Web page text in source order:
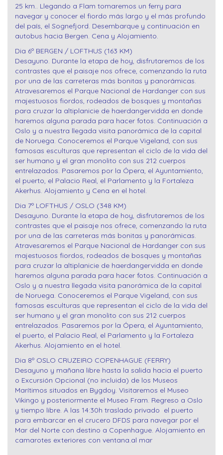
25 km.. Llegando a Flam tomaremos un ferry para
navegar y conocer el fiordo más largo y el más profundo
del país, el Sognefjord. Desembarque y continuación en
autobus hacia Bergen. Cena y Alojamiento.
Dia 6º BERGEN / LOFTHUS (163 KM)
Desayuno. Durante la etapa de hoy, disfrutaremos de los
contrastes que el paisaje nos ofrece, comenzando la ruta
por una de las carreteras más bonitas y panorámicas.
Atravesaremos el Parque Nacional de Hardanger con sus
majestuosos fiordos, rodeados de bosques y montañas
para cruzar la altiplanicie de haerdangervidda en donde
haremos alguna parada para hacer fotos. Continuación a
Oslo y a nuestra llegada visita panorámica de la capital
de Noruega. Conoceremos el Parque Vigeland, con sus
famosas esculturas que representan el ciclo de la vida del
ser humano y el gran monolito con sus 212 cuerpos
entrelazados. Pasaremos por la Ópera, el Ayuntamiento,
el puerto, el Palacio Real, el Parlamento y la Fortaleza
Akerhus. Alojamiento y Cena en el hotel.
Dia 7º LOFTHUS / OSLO (348 KM)
Desayuno. Durante la etapa de hoy, disfrutaremos de los
contrastes que el paisaje nos ofrece, comenzando la ruta
por una de las carreteras más bonitas y panorámicas.
Atravesaremos el Parque Nacional de Hardanger con sus
majestuosos fiordos, rodeados de bosques y montañas
para cruzar la altiplanicie de haerdangervidda en donde
haremos alguna parada para hacer fotos. Continuación a
Oslo y a nuestra llegada visita panorámica de la capital
de Noruega. Conoceremos el Parque Vigeland, con sus
famosas esculturas que representan el ciclo de la vida del
ser humano y el gran monolito con sus 212 cuerpos
entrelazados. Pasaremos por la Ópera, el Ayuntamiento,
el puerto, el Palacio Real, el Parlamento y la Fortaleza
Akerhus. Alojamiento en el hotel.
Dia 8º OSLO CRUZEIRO COPENHAGUE (FERRY)
Desayuno y mañana libre hasta la salida hacia el puerto
o Excursión Opcional (no incluida) de los Museos
Marítimos situados en Bygdoy. Visitaremos el Museo
Vikingo y posteriormente el Museo Fram. Regreso a Oslo
y tiempo libre. A las 14:30h traslado privado el puerto
para embarcar en el crucero DFDS para navegar por el
Mar del Norte con destino a Copenhague. Alojamiento en
camarotes exteriores con ventana.al mar